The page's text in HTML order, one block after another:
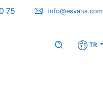
75 info@esvana.com
TR